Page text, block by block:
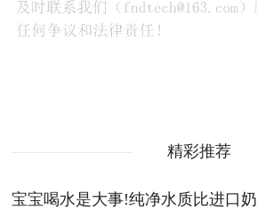
精彩推荐
宝宝喝水是大事!纯净水质比进口奶